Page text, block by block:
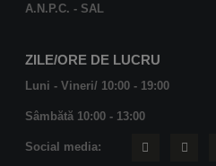
A.N.P.C. - SAL
ZILE/ORE DE LUCRU
Luni - Vineri/ 10:00 - 19:00
Sâmbătă 10:00 - 13:00
Social media: